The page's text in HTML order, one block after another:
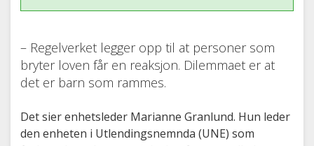
– Regelverket legger opp til at personer som
bryter loven får en reaksjon. Dilemmaet er at
det er barn som rammes.
Det sier enhetsleder Marianne Granlund. Hun leder
den enheten i Utlendingsnemnda (UNE) som